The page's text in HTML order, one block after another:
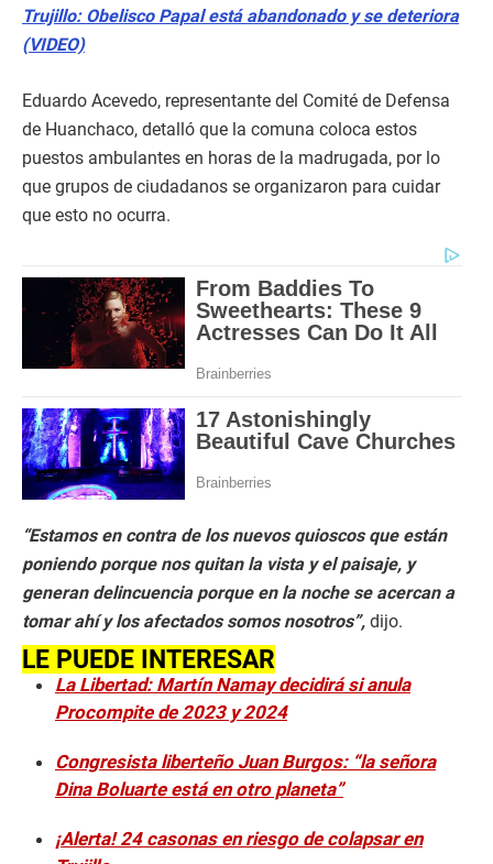
Trujillo: Obelisco Papal está abandonado y se deteriora
(VIDEO)
Eduardo Acevedo, representante del Comité de Defensa
de Huanchaco, detalló que la comuna coloca estos
puestos ambulantes en horas de la madrugada, por lo
que grupos de ciudadanos se organizaron para cuidar
que esto no ocurra.
“Estamos en contra de los nuevos quioscos que están
poniendo porque nos quitan la vista y el paisaje, y
generan delincuencia porque en la noche se acercan a
tomar ahí y los afectados somos nosotros”, dijo.
LE PUEDE INTERESAR
La Libertad: Martín Namay decidirá si anula
Procompite de 2023 y 2024
Congresista liberteño Juan Burgos: “la señora
Dina Boluarte está en otro planeta”
¡Alerta! 24 casonas en riesgo de colapsar en